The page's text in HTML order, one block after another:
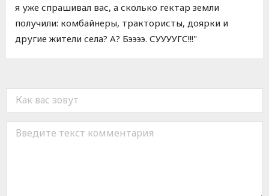
я уже спрашивал вас, а сколько гектар земли
получили: комбайнеры, трактористы, доярки и
другие жители села? А? Бээээ. СУУУУГС!!!"